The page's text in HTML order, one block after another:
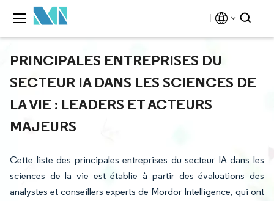
PRINCIPALES ENTREPRISES DU
SECTEUR IA DANS LES SCIENCES DE
LA VIE : LEADERS ET ACTEURS
MAJEURS
Cette liste des principales entreprises du secteur IA dans les
sciences de la vie est établie à partir des évaluations des
analystes et conseillers experts de Mordor Intelligence, qui ont